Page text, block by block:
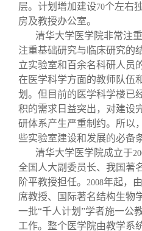
层。计划增加建设70个左右
房及教授办公室。
清华大学医学院非常注
注重基础研究与临床研究的
立实验室和百余名科研人员
在医学科学方面的教师队伍
划。但目前的医学科学楼已
积的需求日益突出，对建设
研体系产生严重制约。所以
些实验室建设和发展的必备
清华大学医学院成立于
全国人大副委员长、我国著
阶平教授担任。
2008年起，
席教授、国际著名结构生物
一批“千人计划”学者施一公
工作。整个医学院由教学系